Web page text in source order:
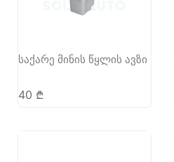
საქარე მინის წყლის ავზი
40 ₾